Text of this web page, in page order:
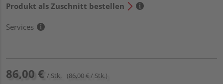
Produkt als Zuschnitt bestellen
Services
86,00 € / Stk. (86,00 € / Stk.)